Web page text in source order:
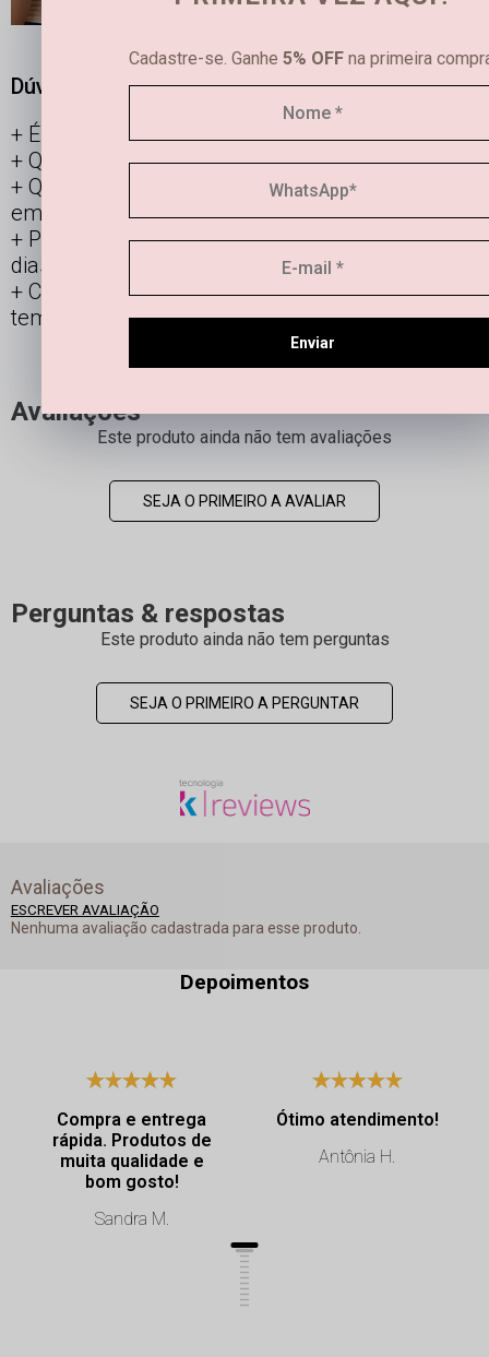
Dúvidas frequentes
É possível limpar joias femininas em casa?
Qual é a diferença entre semijoias e bijuterias?
Qual a durabilidade de uma semi joia banhada
em ouro e prata?
Posso usar os acessórios banhados todos os
dias?
Como manter minha joia linda por mais
tempo?
Avaliações
Este produto ainda não tem avaliações
SEJA O PRIMEIRO A AVALIAR
Perguntas & respostas
Este produto ainda não tem perguntas
SEJA O PRIMEIRO A PERGUNTAR
Avaliações
ESCREVER AVALIAÇÃO
Nenhuma avaliação cadastrada para esse produto.
Depoimentos
Compra e entrega
rápida. Produtos de
muita qualidade e
bom gosto!
Sandra M.
Ótimo atendimento!
Antônia H.
Cadastre-se. Ganhe 5% OFF na primeira
Enviar